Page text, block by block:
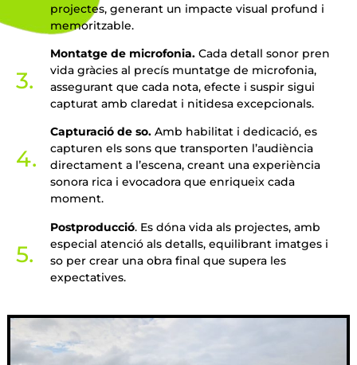
projectes, generant un impacte visual profund i
memoritzable.
3.
Montatge de microfonia.Cada detall sonor pren
vida gràcies al precís muntatge de microfonia,
assegurant que cada nota, efecte i suspir sigui
capturat amb claredat i nitidesa excepcionals.
4.
Capturació de so.Amb habilitat i dedicació, es
capturen els sons que transporten l’audiència
directament a l’escena, creant una experiència
sonora rica i evocadora que enriqueix cada
moment.
5.
Postproducció. Es dóna vida als projectes, amb
especial atenció als detalls, equilibrant imatges i
so per crear una obra final que supera les
expectatives.